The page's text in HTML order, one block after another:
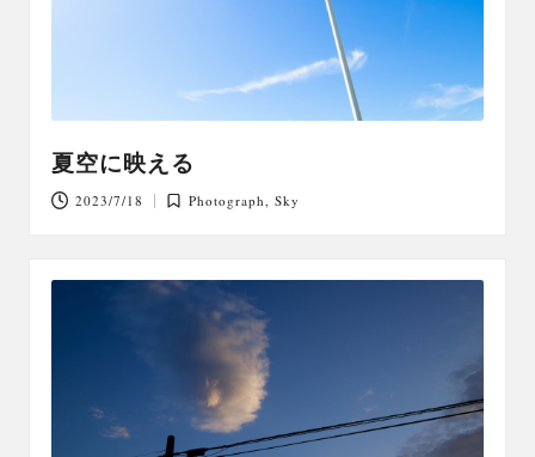
夏空に映える
2023/7/18
Posted
Photograph ,Sky